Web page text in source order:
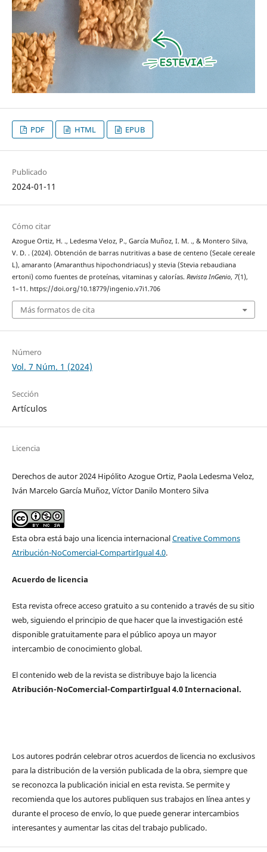
PDF HTML EPUB
Publicado
2024-01-11
Cómo citar
Azogue Ortiz, H. ., Ledesma Veloz, P., García Muñoz, I. M. ., & Montero Silva,
V. D. . (2024). Obtención de barras nutritivas a base de centeno (Secale cereale
L), amaranto (Amaranthus hipochondriacus) y stevia (Stevia rebaudiana
ertoni) como fuentes de proteínas, vitaminas y calorías. Revista InGenio, 7(1),
1–11. https://doi.org/10.18779/ingenio.v7i1.706
Más formatos de cita
Número
Vol. 7 Núm. 1 (2024)
Sección
Artículos
Licencia
Derechos de autor 2024 Hipólito Azogue Ortiz, Paola Ledesma Veloz,
Iván Marcelo García Muñoz, Víctor Danilo Montero Silva
Esta obra está bajo una licencia internacionalCreative Commons
Atribución-NoComercial-CompartirIgual 4.0.
Acuerdo de licencia
Esta revista ofrece acceso gratuito a su contenido a través de su sitio
web, siguiendo el principio de que hacer que la investigación esté
disponible gratuitamente para el público apoya un mayor
intercambio de conocimiento global.
El contenido web de la revista se distribuye bajo la licencia
Atribución-NoComercial-CompartirIgual 4.0 Internacional.
Los autores podrán celebrar otros acuerdos de licencia no exclusivos
para la distribución de la versión publicada de la obra, siempre que
se reconozca la publicación inicial en esta revista. Se permite y
recomienda que los autores publiquen sus trabajos en línea antes y
durante el proceso de envío, lo que puede generar intercambios
interesantes y aumentar las citas del trabajo publicado.